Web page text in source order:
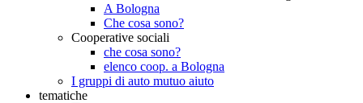
A Bologna
Che cosa sono?
Cooperative sociali
che cosa sono?
elenco coop. a Bologna
I gruppi di auto mutuo aiuto
tematiche